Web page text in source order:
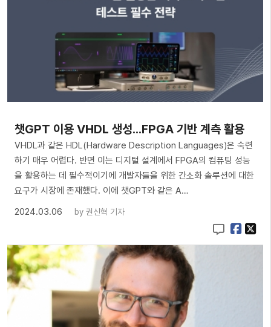
챗GPT 이용 VHDL 생성...FPGA 기반 계측 활용
VHDL과 같은 HDL(Hardware Description Languages)은 숙련
하기 매우 어렵다. 반면 이는 디지털 설계에서 FPGA의 컴퓨팅 성능
을 활용하는 데 필수적이기에 개발자들을 위한 간소화 솔루션에 대한
요구가 시장에 존재했다. 이에 챗GPT와 같은 A…
2024.03.06
by 권신혁 기자